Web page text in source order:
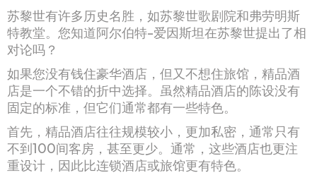
苏黎世有许多历史名胜，如苏黎世歌剧院和弗劳明斯
特教堂。您知道阿尔伯特-爱因斯坦在苏黎世提出了相
对论吗？
如果您没有钱住豪华酒店，但又不想住旅馆，精品酒
店是一个不错的折中选择。虽然精品酒店的陈设没有
固定的标准，但它们通常都有一些特色。
首先，精品酒店往往规模较小，更加私密，通常只有
不到100间客房，甚至更少。通常，这些酒店也更注
重设计，因此比连锁酒店或旅馆更有特色。